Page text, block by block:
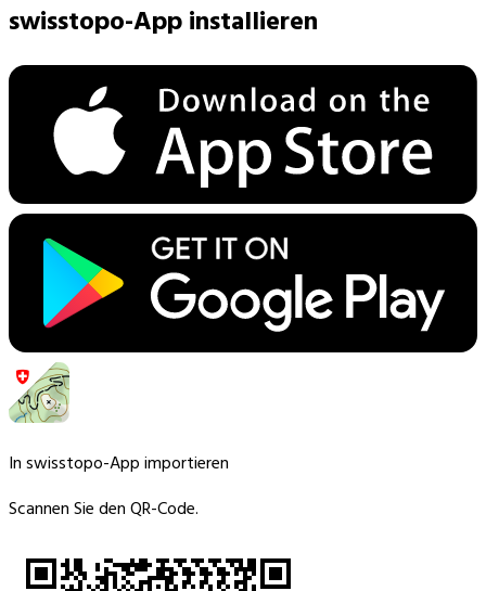
swisstopo-App installieren
In swisstopo-App importieren
Scannen Sie den QR-Code.